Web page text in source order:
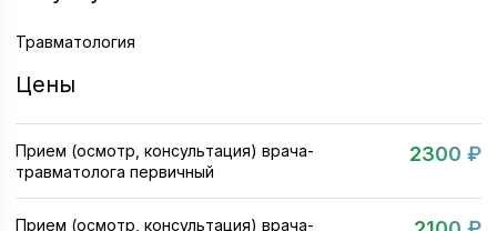
Травматология
Цены
Прием (осмотр, консультация) врача-
травматолога первичный
2300 ₽
Прием (осмотр, консультация) врача-